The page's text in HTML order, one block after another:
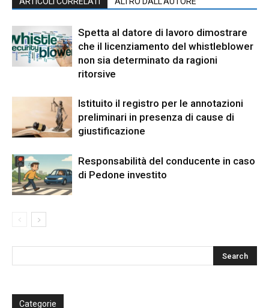
Spetta al datore di lavoro dimostrare
che il licenziamento del whistleblower
non sia determinato da ragioni
ritorsive
Istituito il registro per le annotazioni
preliminari in presenza di cause di
giustificazione
Responsabilità del conducente in caso
di Pedone investito
Categorie